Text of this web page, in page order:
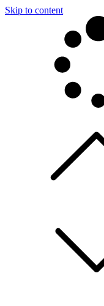
Skip to content